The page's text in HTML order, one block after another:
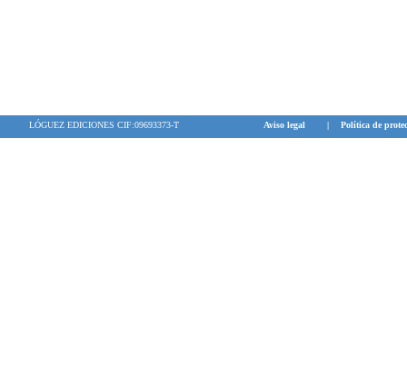
LÓGUEZ EDICIONES CIF:09693373-T Aviso legal | Política de